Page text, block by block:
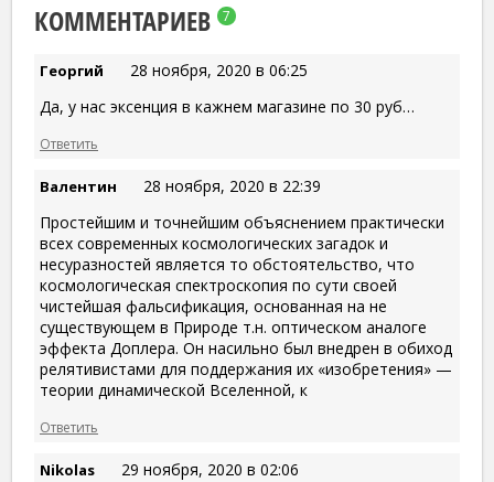
КОММЕНТАРИЕВ 7
Георгий
28 ноября, 2020 в 06:25
Да, у нас эксенция в кажнем магазине по 30 руб…
Ответить
Валентин
28 ноября, 2020 в 22:39
Простейшим и точнейшим объяснением практически
всех современных космологических загадок и
несуразностей является то обстоятельство, что
космологическая спектроскопия по сути своей
чистейшая фальсификация, основанная на не
существующем в Природе т.н. оптическом аналоге
эффекта Доплера. Он насильно был внедрен в обиход
релятивистами для поддержания их «изобретения» —
теории динамической Вселенной, к
Ответить
Nikolas 29 ноября, 2020 в 02:06